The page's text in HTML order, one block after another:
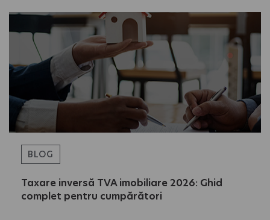
BLOG
Taxare inversă TVA imobiliare 2026: Ghid
complet pentru cumpărători